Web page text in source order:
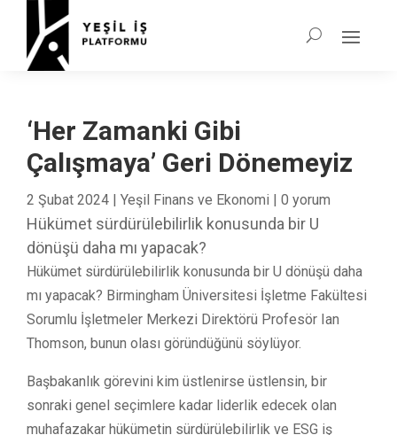
‘Her Zamanki Gibi
Çalışmaya’ Geri Dönemeyiz
2 Şubat 2024 | Yeşil Finans ve Ekonomi | 0 yorum
Hükümet sürdürülebilirlik konusunda bir U
dönüşü daha mı yapacak?
Hükümet sürdürülebilirlik konusunda bir U dönüşü daha
mı yapacak? Birmingham Üniversitesi İşletme Fakültesi
Sorumlu İşletmeler Merkezi Direktörü Profesör Ian
Thomson, bunun olası göründüğünü söylüyor.
Başbakanlık görevini kim üstlenirse üstlensin, bir
sonraki genel seçimlere kadar liderlik edecek olan
muhafazakar hükümetin sürdürülebilirlik ve ESG iş